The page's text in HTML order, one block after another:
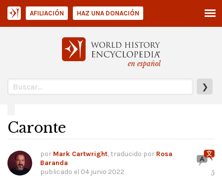
en español
❯
AFILIACIÓN HAZ UNA DONACIÓN
Caronte
por Mark Cartwright, traducido por Rosa
Baranda
publicado el 04 junio 2022 5